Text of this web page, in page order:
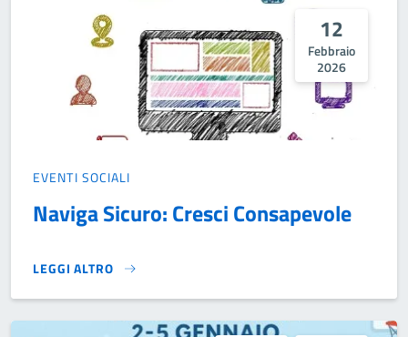
12
Febbraio
2026
EVENTI SOCIALI
Naviga Sicuro: Cresci Consapevole
LEGGI ALTRO
NAVIGA SICURO: CRESCI CONSAPEVOLE}